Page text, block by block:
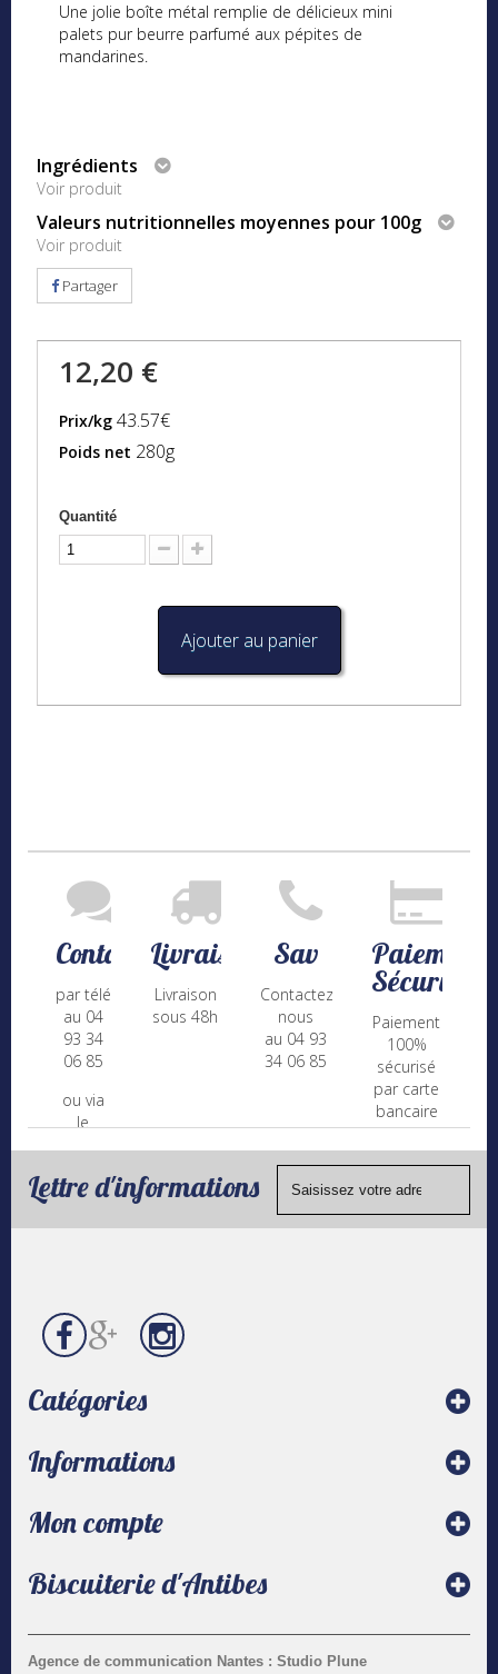
Une jolie boîte métal remplie de délicieux mini
palets pur beurre parfumé aux pépites de
mandarines.
Ingrédients
Voir produit
Valeurs nutritionnelles moyennes pour 100g
Voir produit
Partager
12,20 €
Prix/kg 43.57€
Poids net 280g
Quantité
Ajouter au panier
Contact
par téléphone
au 04
93 34
06 85
ou via
le
contact
Livraison
Livraison
sous 48h
Sav
Contactez-
nous
au 04 93
34 06 85
Paiement
Sécurisé
Paiement
100%
sécurisé
par carte
bancaire
(Mastercard,
Visa, ...) et
Lettre d'informations
Catégories
Informations
Agence de communication Nantes : Studio Plune
Mon compte
Biscuiterie d'Antibes